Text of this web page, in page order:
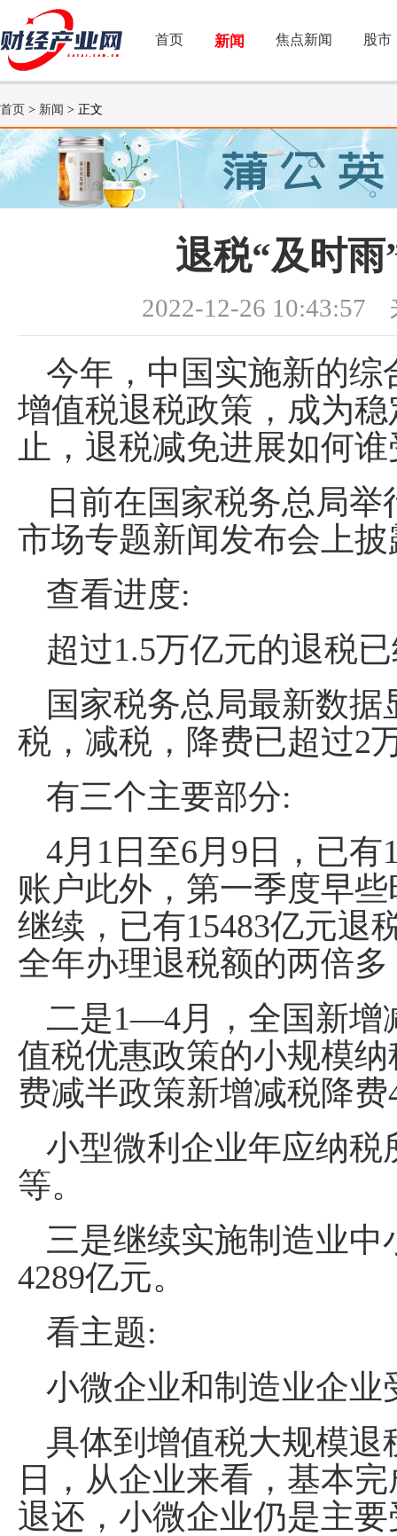
首页 新闻 焦点新闻 股市
首页 > 新闻 > 正文
退税“及时
2022-12-26 10:43:57
今年，中国实施新的
增值税退税政策，成为
止，退税减免进展如何
日前在国家税务总局
市场专题新闻发布会上
查看进度:
超过1.5万亿元的退税
国家税务总局最新数
税，减税，降费已超过2
有三个主要部分:
4月1日至6月9日，已
账户此外，第一季度早
继续，已有15483亿元退
全年办理退税额的两倍多
二是1—4月，全国新增
值税优惠政策的小规模
费减半政策新增减税降费
小型微利企业年应纳税
等。
三是继续实施制造业
4289亿元。
看主题:
小微企业和制造业企业
具体到增值税大规模退
日，从企业来看，基本
退还，小微企业仍是主